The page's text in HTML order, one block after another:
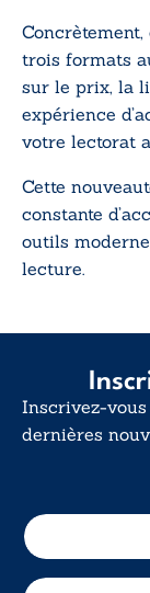
trois formats
sur le prix, la
expérience
votre lectorat
Cette
constante
outils
lecture.
Inscrivez-
dernières
E